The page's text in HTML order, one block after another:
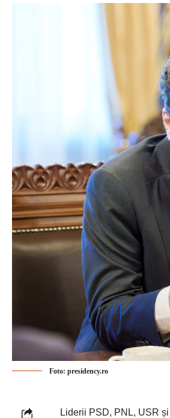
Foto: presidency.ro
Liderii PSD, PNL, USR